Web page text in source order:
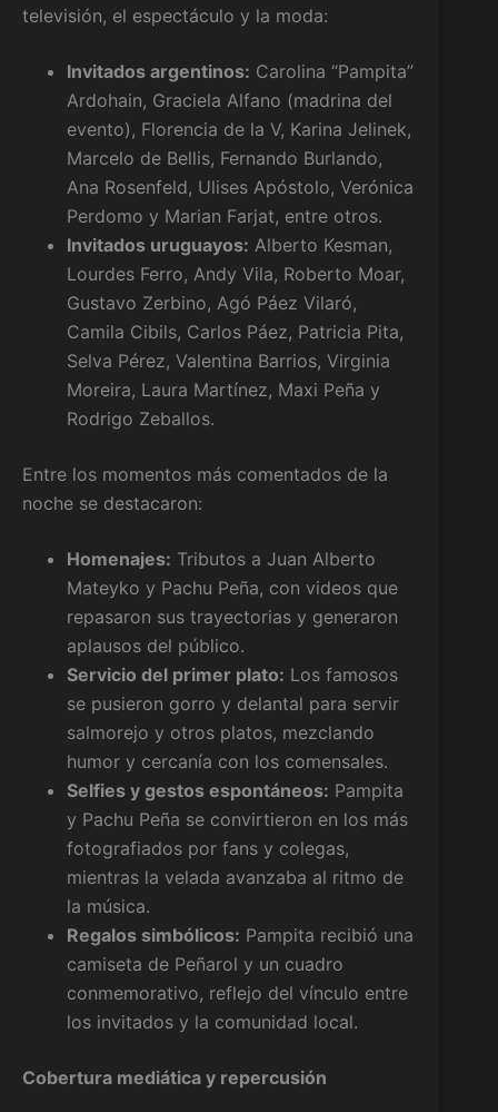
televisión, el espectáculo y la moda:
Invitados argentinos: Carolina “Pampita”
Ardohain, Graciela Alfano (madrina del
evento), Florencia de la V, Karina Jelinek,
Marcelo de Bellis, Fernando Burlando,
Ana Rosenfeld, Ulises Apóstolo, Verónica
Perdomo y Marian Farjat, entre otros.
Invitados uruguayos: Alberto Kesman,
Lourdes Ferro, Andy Vila, Roberto Moar,
Gustavo Zerbino, Agó Páez Vilaró,
Camila Cibils, Carlos Páez, Patricia Pita,
Selva Pérez, Valentina Barrios, Virginia
Moreira, Laura Martínez, Maxi Peña y
Rodrigo Zeballos.
Entre los momentos más comentados de la
noche se destacaron:
Homenajes: Tributos a Juan Alberto
Mateyko y Pachu Peña, con videos que
repasaron sus trayectorias y generaron
aplausos del público.
Servicio del primer plato: Los famosos
se pusieron gorro y delantal para servir
salmorejo y otros platos, mezclando
humor y cercanía con los comensales.
Selfies y gestos espontáneos: Pampita
y Pachu Peña se convirtieron en los más
fotografiados por fans y colegas,
mientras la velada avanzaba al ritmo de
la música.
Regalos simbólicos: Pampita recibió una
camiseta de Peñarol y un cuadro
conmemorativo, reflejo del vínculo entre
los invitados y la comunidad local.
Cobertura mediática y repercusión